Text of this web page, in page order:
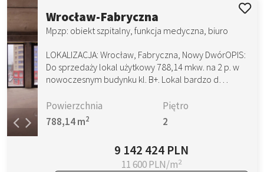
Wrocław-Fabryczna
Mpzp: obiekt szpitalny, funkcja medyczna, biuro
LOKALIZACJA: Wrocław, Fabryczna, Nowy DwórOPIS:
Do sprzedaży lokal użytkowy 788,14 mkw. na 2 p. w
nowoczesnym budynku kl. B+. Lokal bardzo d…
Powierzchnia
788,14 m2
Piętro
2
9 142 424 PLN
11 600 PLN/m2